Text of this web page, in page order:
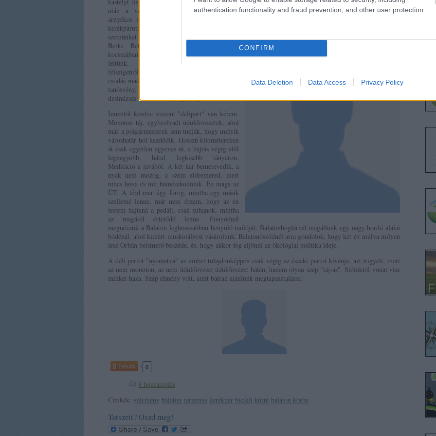
authentication functionality and fraud prevention, and other user protection.
CONFIRM
Data Deletion Data Access Privacy Policy
után a védett gesztenyefasor ad kellemes
árnyékos menetszelet, majd Fenékpusztánál a
kerékpárutat jelző tábla alatt kiszúrja a
szemünket a felirat, hogy "400 éves Vámház,
Berki Betérő" és tényleg, a 400 éves
kocsmában korhű belsőre és olcsó árakra
leltünk. Balatonberénynél a Csicsergő-
félszigetről hiába írták az interneten, hogy
csodás madárvilága van, ott nemhogy kiépített
tanösvény, de még csak egy keskeny szúnyogos
dzsindzsás út sem volt, hogy megtekinthessük.
Innentől kezdve viszont "délipart" van kérem.
Monoton táj, egybeolvadt üdülőövezetek, ahol
már a polgármesterek sem tudják, hogy melyik
városhatár hol kezdődik. Hosszú kilométereken
át csak egyetlen egyenes út, a hajtás végig elől
legnagyobb, hátul legkisebb tányéron.
Meditáció a javából. A két kar bemerevedik, a
nyak nem mozog, a szem előremered, mert
nincs hova és mit bámészkodniuk. Ez maga az
ÚT. A térd már úgy forog, mintha egy másik
szellemé lenne, már nem érzem, hogy az én
testem hajtaná a pedált, csak suhanok, mintha
az magától értetődő lenne. Fonyódnál
megnézzük a Balaton leghosszabban benyúló mólóját. Balatonboglárnál megállunk egy nagy hordó alakú
bódénál, ahol kimért muskotályost vásárolunk. Balatonöszödnél arra gondolok, hogy két év múlva milyen
lesz Orbán beismerő beszéde, és, hogy akkor fog eljönni az ökológiai politika ideje.
A déli partot "nyomatva" az ember tulajdonképpen csak végig az északi partot kívánja, azt irigyeli, mert
az nem monoton, az nem üdülőövezet üdülőövezet hátán, hanem olyan szép "táj-as". Siófoktól vonat visz
minket haza. Szép élmény volt, amit bátran ajánlunk megtapasztalásra!
Tetszik 0
8 hozzászólás
Címkék: vélemény balaton turizmus kerékpár bicikli körút balaton körbe
Tetszett? Oszd meg!